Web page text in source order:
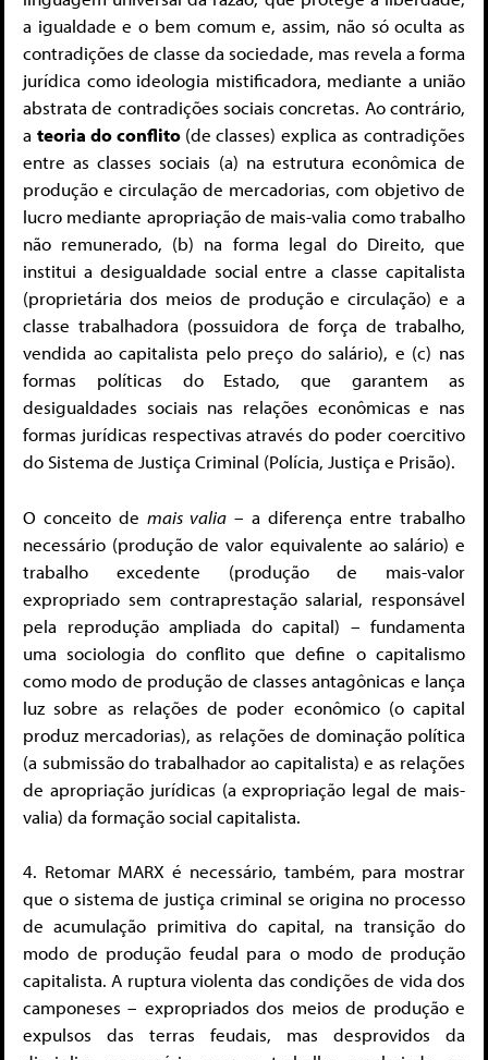
a igualdade e o bem comum e, assim, não só oculta as
contradições de classe da sociedade, mas revela a forma
jurídica como ideologia mistificadora, mediante a união
abstrata de contradições sociais concretas. Ao contrário,
a teoria do conflito (de classes) explica as contradições
entre as classes sociais (a) na estrutura econômica de
produção e circulação de mercadorias, com objetivo de
lucro mediante apropriação de mais-valia como trabalho
não remunerado, (b) na forma legal do Direito, que
institui a desigualdade social entre a classe capitalista
(proprietária dos meios de produção e circulação) e a
classe trabalhadora (possuidora de força de trabalho,
vendida ao capitalista pelo preço do salário), e (c) nas
formas políticas do Estado, que garantem as
desigualdades sociais nas relações econômicas e nas
formas jurídicas respectivas através do poder coercitivo
do Sistema de Justiça Criminal (Polícia, Justiça e Prisão).
O conceito de mais valia – a diferença entre trabalho
necessário (produção de valor equivalente ao salário) e
trabalho excedente (produção de mais-valor
expropriado sem contraprestação salarial, responsável
pela reprodução ampliada do capital) – fundamenta
uma sociologia do conflito que define o capitalismo
como modo de produção de classes antagônicas e lança
luz sobre as relações de poder econômico (o capital
produz mercadorias), as relações de dominação política
(a submissão do trabalhador ao capitalista) e as relações
de apropriação jurídicas (a expropriação legal de mais-
valia) da formação social capitalista.
4. Retomar MARX é necessário, também, para mostrar
que o sistema de justiça criminal se origina no processo
de acumulação primitiva do capital, na transição do
modo de produção feudal para o modo de produção
capitalista. A ruptura violenta das condições de vida dos
camponeses – expropriados dos meios de produção e
expulsos das terras feudais, mas desprovidos da